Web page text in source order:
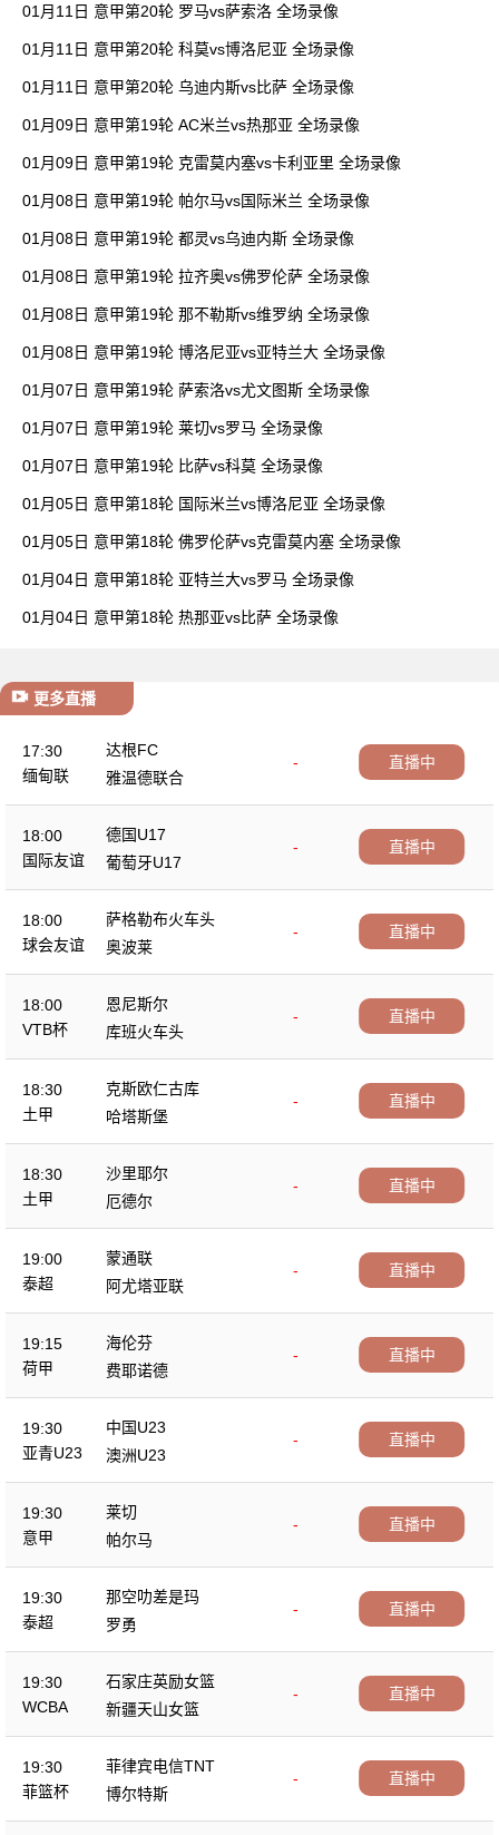
01月11日 意甲第20轮 罗马vs萨索洛 全场录像
01月11日 意甲第20轮 科莫vs博洛尼亚 全场录像
01月11日 意甲第20轮 乌迪内斯vs比萨 全场录像
01月09日 意甲第19轮 AC米兰vs热那亚 全场录像
01月09日 意甲第19轮 克雷莫内塞vs卡利亚里 全场录像
01月08日 意甲第19轮 帕尔马vs国际米兰 全场录像
01月08日 意甲第19轮 都灵vs乌迪内斯 全场录像
01月08日 意甲第19轮 拉齐奥vs佛罗伦萨 全场录像
01月08日 意甲第19轮 那不勒斯vs维罗纳 全场录像
01月08日 意甲第19轮 博洛尼亚vs亚特兰大 全场录像
01月07日 意甲第19轮 萨索洛vs尤文图斯 全场录像
01月07日 意甲第19轮 莱切vs罗马 全场录像
01月07日 意甲第19轮 比萨vs科莫 全场录像
01月05日 意甲第18轮 国际米兰vs博洛尼亚 全场录像
01月05日 意甲第18轮 佛罗伦萨vs克雷莫内塞 全场录像
01月04日 意甲第18轮 亚特兰大vs罗马 全场录像
01月04日 意甲第18轮 热那亚vs比萨 全场录像
更多直播
17:30
缅甸联
达根FC
-
雅温德联合
直播中
18:00
国际友谊
德国U17
-
葡萄牙U17
直播中
18:00
球会友谊
萨格勒布火车头
-
奥波莱
直播中
18:00
VTB杯
恩尼斯尔
-
库班火车头
直播中
18:30
土甲
克斯欧仁古库
-
哈塔斯堡
直播中
18:30
土甲
沙里耶尔
-
厄德尔
直播中
19:00
泰超
蒙通联
-
阿尤塔亚联
直播中
19:15
荷甲
海伦芬
-
费耶诺德
直播中
19:30
亚青U23
中国U23
-
澳洲U23
直播中
19:30
意甲
莱切
-
帕尔马
直播中
19:30
泰超
那空叻差是玛
-
罗勇
直播中
19:30
WCBA
石家庄英励女篮
-
新疆天山女篮
直播中
19:30
菲篮杯
菲律宾电信TNT
-
博尔特斯
直播中